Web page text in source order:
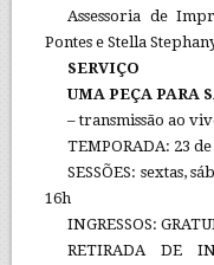
Assessoria de
Pontes e Stella
SERVIÇO
UMA PEÇA PARA
– transmissão ao
TEMPORADA: 23
SESSÕES: sextas,
16h
INGRESSOS:
RETIRADA DE